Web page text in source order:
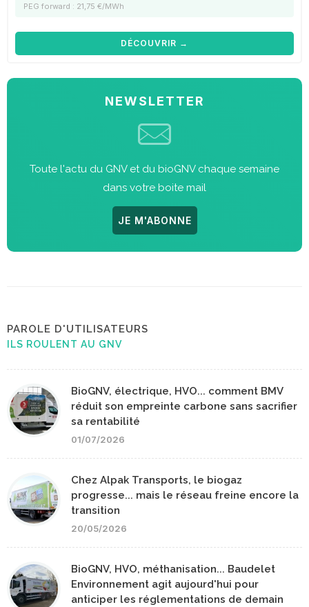
PEG forward : 21,75 €/MWh
DÉCOUVRIR →
NEWSLETTER
Toute l'actu du GNV et du bioGNV chaque semaine
dans votre boite mail
JE M'ABONNE
PAROLE D'UTILISATEURS
ILS ROULENT AU GNV
BioGNV, électrique, HVO... comment BMV
réduit son empreinte carbone sans sacrifier
sa rentabilité
01/07/2026
Chez Alpak Transports, le biogaz
progresse... mais le réseau freine encore la
transition
20/05/2026
BioGNV, HVO, méthanisation... Baudelet
Environnement agit aujourd'hui pour
anticiper les réglementations de demain